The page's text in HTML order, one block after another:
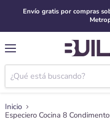
Envío gratis por compras
Inicio
Especiero Cocina 8